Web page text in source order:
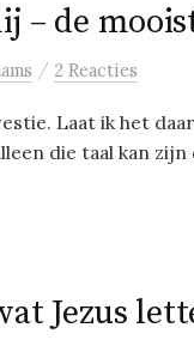
– de
/ 2 Reacties
Laat ik het
die taal kan zijn
Jezus